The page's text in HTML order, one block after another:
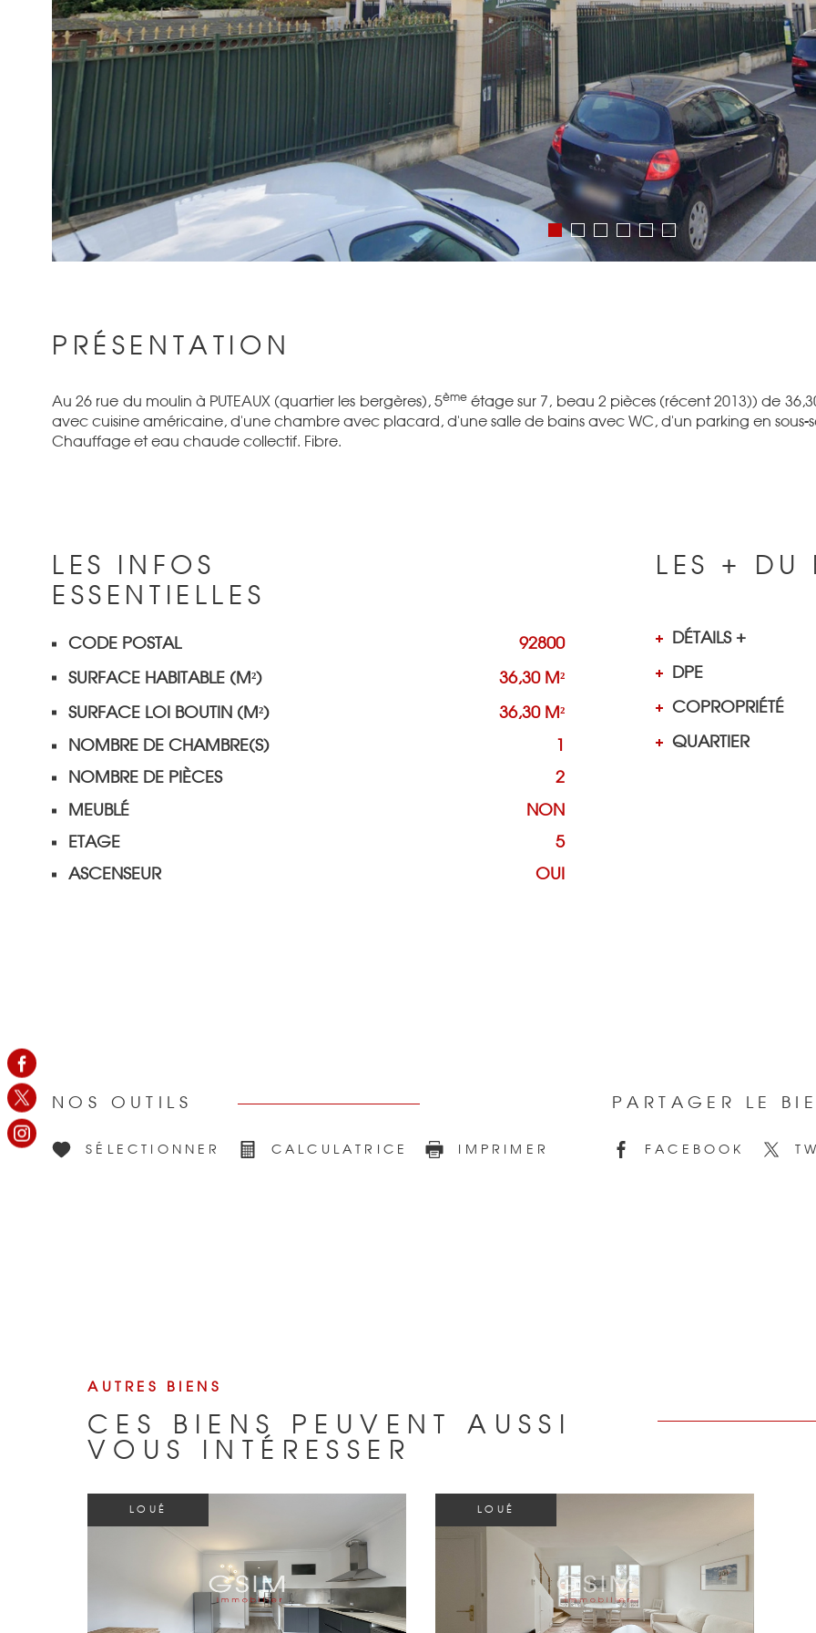
PRÉSENTATION
Au 26 rue du moulin à PUTEAUX (quartier les bergères), 5èmeétage sur 7, beau 2 pièces (récent 2013)) de
avec cuisine américaine, d'une chambre avec placard, d'une salle de bains avec WC, d'un parking en sous-
Chauffage et eau chaude collectif. Fibre.
LES INFOS
ESSENTIELLES
Caractérisque Valeurs
CODE POSTAL 92800
SURFACE HABITABLE (M²) 36,30 M²
SURFACE LOI BOUTIN (M²) 36,30 M²
NOMBRE DE CHAMBRE(S)
NOMBRE DE PIÈCES
2
MEUBLÉ
NON
ETAGE
5
ASCENSEUR
OUI
LES + DU
DÉTAILS +
DPE
COPROPRIÉTÉ
QUARTIER
NOS OUTILS
SÉLECTIONNER CALCULATRICE IMPRIMER
PARTAGER LE
FACEBOOK
AUTRES BIENS
CES BIENS PEUVENT AUSSI
VOUS INTÉRESSER
LOUÉ
VOIR LE BIEN
LOUÉ
VOIR LE BIEN